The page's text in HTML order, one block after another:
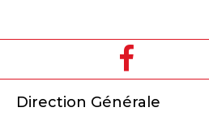
Direction Générale